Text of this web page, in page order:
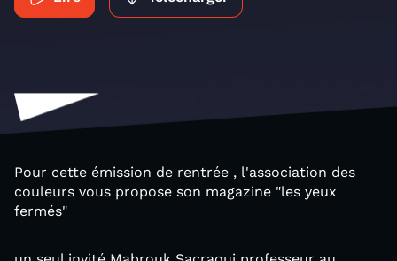
Pour cette émission de rentrée , l'association des
couleurs vous propose son magazine "les yeux
fermés"